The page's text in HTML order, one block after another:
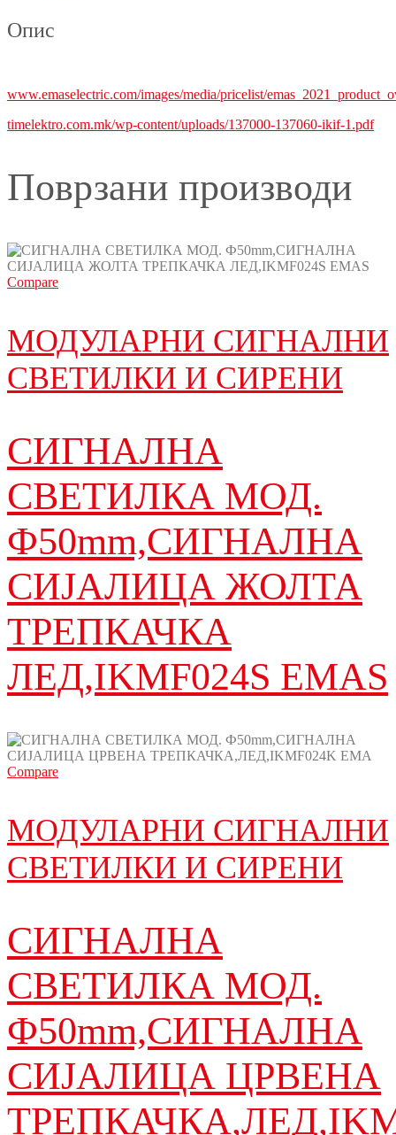
Опис
www.emaselectric.com/images/media/pricelist/
timelektro.com.mk/wp-content/uploads/137000-137060-ikif-1.pdf
Поврзани производи
Compare
МОДУЛАРНИ СИГНАЛНИ
СВЕТИЛКИ И СИРЕНИ
СИГНАЛНА
СВЕТИЛКА МОД.
Ф50mm,СИГНАЛНА
СИЈАЛИЦА ЖОЛТА
ТРЕПКАЧКА
ЛЕД,IKMF024S EMAS
Compare
МОДУЛАРНИ СИГНАЛНИ
СВЕТИЛКИ И СИРЕНИ
СИГНАЛНА
СВЕТИЛКА МОД.
Ф50mm,СИГНАЛНА
СИЈАЛИЦА ЦРВЕНА